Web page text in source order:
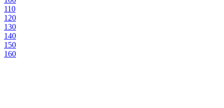
110
120
130
140
150
160